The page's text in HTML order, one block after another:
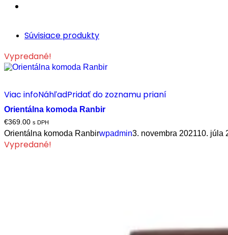
Súvisiace produkty
Vypredané!
Viac infoNáhľadPridať do zoznamu prianí
Orientálna komoda Ranbir
€369.00 s DPH
Orientálna komoda Ranbirwpadmin3. novembra 202110. júla
Vypredané!